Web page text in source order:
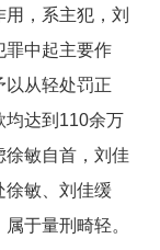
，系主犯，刘
罪中起主要作
以从轻处罚正
均达到110余万
徐敏自首，刘佳
徐敏、刘佳缓
于量刑畸轻。